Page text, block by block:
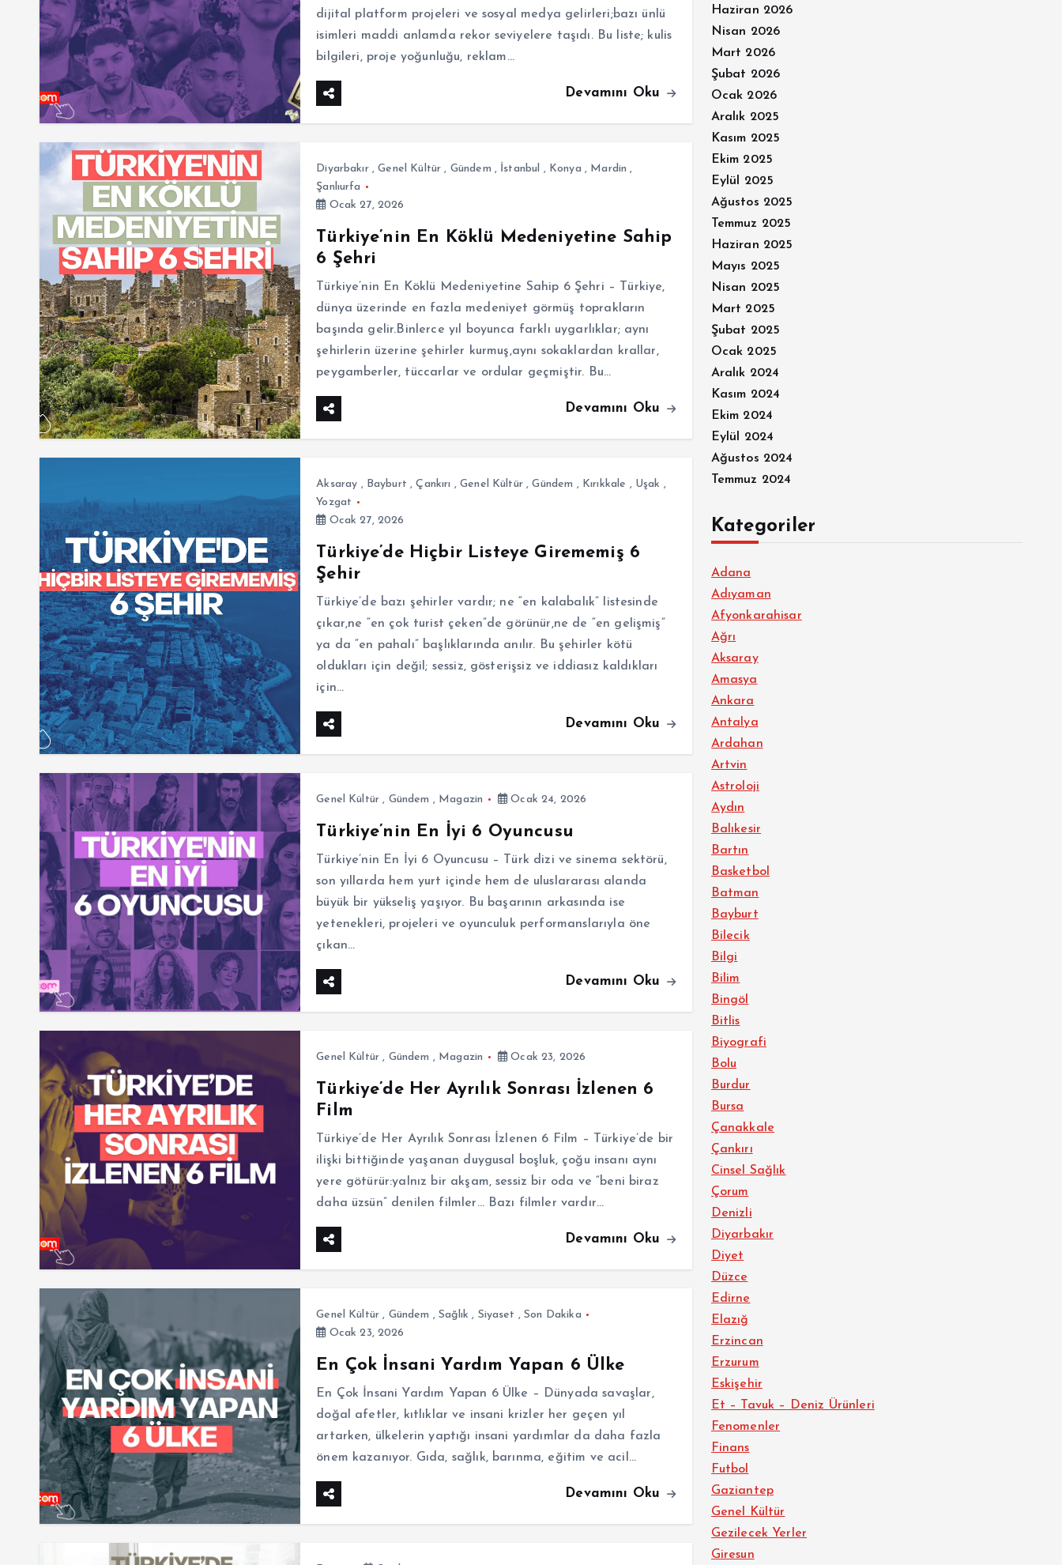
dijital platform projeleri ve sosyal medya gelirleri;bazı ünlü
isimleri maddi anlamda rekor seviyelere taşıdı. Bu liste; kulis
bilgileri, proje yoğunluğu, reklam…
Devamını Oku
Diyarbakır,Genel Kültür , Gündem , İstanbul , Konya , Mardin ,
Şanlıurfa
Ocak 27, 2026
Türkiye’nin En Köklü Medeniyetine Sahip
6 Şehri
Türkiye’nin En Köklü Medeniyetine Sahip 6 Şehri – Türkiye,
dünya üzerinde en fazla medeniyet görmüş toprakların
başında gelir.Binlerce yıl boyunca farklı uygarlıklar; aynı
şehirlerin üzerine şehirler kurmuş,aynı sokaklardan krallar,
peygamberler, tüccarlar ve ordular geçmiştir. Bu…
Devamını Oku
Aksaray , Bayburt ,Çankırı ,Genel Kültür,Gündem , Kırıkkale , Uşak ,
Yozgat
Ocak 27, 2026
Türkiye’de Hiçbir Listeye Girememiş 6
Şehir
Türkiye’de bazı şehirler vardır; ne “en kalabalık” listesinde
çıkar,ne “en çok turist çeken”de görünür,ne de “en gelişmiş”
ya da “en pahalı” başlıklarında anılır. Bu şehirler kötü
oldukları için değil; sessiz, gösterişsiz ve iddiasız kaldıkları
için…
Devamını Oku
Genel Kültür , Gündem , Magazin Ocak 24, 2026
Türkiye’nin En İyi 6 Oyuncusu
Türkiye’nin En İyi 6 Oyuncusu – Türk dizi ve sinema sektörü,
son yıllarda hem yurt içinde hem de uluslararası alanda
büyük bir yükseliş yaşıyor. Bu başarının arkasında ise
yetenekleri, projeleri ve oyunculuk performanslarıyla öne
çıkan…
Devamını Oku
Genel Kültür , Gündem , Magazin Ocak 23, 2026
Türkiye’de Her Ayrılık Sonrası İzlenen 6
Film
Türkiye’de Her Ayrılık Sonrası İzlenen 6 Film – Türkiye’de bir
ilişki bittiğinde yaşanan duygusal boşluk, çoğu insanı aynı
yere götürür:yalnız bir akşam, sessiz bir oda ve “beni biraz
daha üzsün” denilen filmler… Bazı filmler vardır…
Devamını Oku
Genel Kültür , Gündem ,Sağlık , Siyaset ,Son Dakika
Ocak 23, 2026
En Çok İnsani Yardım Yapan 6 Ülke
En Çok İnsani Yardım Yapan 6 Ülke – Dünyada savaşlar,
doğal afetler, kıtlıklar ve insani krizler her geçen yıl
artarken, ülkelerin yaptığı insani yardımlar da daha fazla
önem kazanıyor. Gıda, sağlık, barınma, eğitim ve acil…
Devamını Oku
Haziran 2026
Nisan 2026
Mart 2026
Şubat 2026
Ocak 2026
Aralık 2025
Kasım 2025
Ekim 2025
Eylül 2025
Ağustos 2025
Temmuz 2025
Haziran 2025
Mayıs 2025
Nisan 2025
Mart 2025
Şubat 2025
Ocak 2025
Aralık 2024
Kasım 2024
Ekim 2024
Eylül 2024
Ağustos 2024
Temmuz 2024
Kategoriler
Adana
Adıyaman
Afyonkarahisar
Ağrı
Aksaray
Amasya
Ankara
Antalya
Ardahan
Artvin
Astroloji
Aydın
Balıkesir
Bartın
Basketbol
Batman
Bayburt
Bilecik
Bilgi
Bilim
Bingöl
Bitlis
Biyografi
Bolu
Burdur
Bursa
Çanakkale
Çankırı
Cinsel Sağlık
Çorum
Denizli
Diyarbakır
Diyet
Düzce
Edirne
Elazığ
Erzincan
Erzurum
Eskişehir
Et – Tavuk – Deniz Ürünleri
Fenomenler
Finans
Futbol
Gaziantep
Genel Kültür
Gezilecek Yerler
Giresun